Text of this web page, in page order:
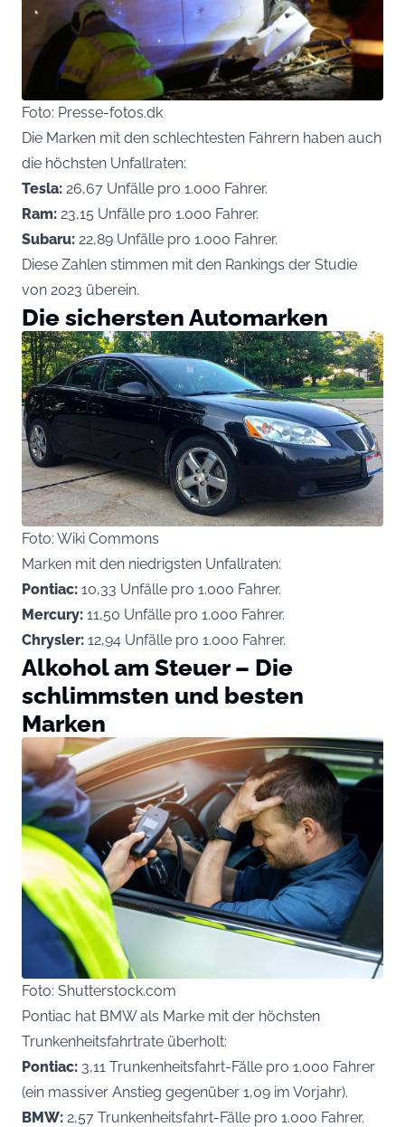
Foto: Presse-fotos.dk
Die Marken mit den schlechtesten Fahrern haben auch
die höchsten Unfallraten:
Tesla: 26,67 Unfälle pro 1.000 Fahrer.
Ram: 23,15 Unfälle pro 1.000 Fahrer.
Subaru: 22,89 Unfälle pro 1.000 Fahrer.
Diese Zahlen stimmen mit den Rankings der Studie
von 2023 überein.
Die sichersten Automarken
Foto: Wiki Commons
Marken mit den niedrigsten Unfallraten:
Pontiac: 10,33 Unfälle pro 1.000 Fahrer.
Mercury: 11,50 Unfälle pro 1.000 Fahrer.
Chrysler: 12,94 Unfälle pro 1.000 Fahrer.
Alkohol am Steuer – Die
schlimmsten und besten
Marken
Foto: Shutterstock.com
Pontiac hat BMW als Marke mit der höchsten
Trunkenheitsfahrtrate überholt:
Pontiac: 3,11 Trunkenheitsfahrt-Fälle pro 1.000 Fahrer
(ein massiver Anstieg gegenüber 1,09 im Vorjahr).
BMW: 2,57 Trunkenheitsfahrt-Fälle pro 1.000 Fahrer.